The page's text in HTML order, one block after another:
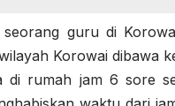
seorang guru di
Korowai dibawa
di rumah jam 6 sore